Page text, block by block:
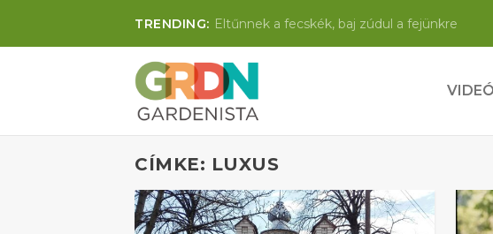
TRENDING: Eltűnnek a fecskék, baj zúdul a fejünkre
VIDEÓ
CÍMKE: LUXUS